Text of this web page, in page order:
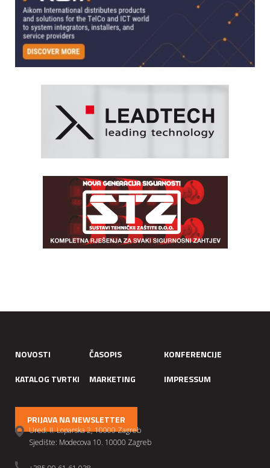
NOVOSTI ČASOPIS
KONFERENCIJE
KATALOG TVRTKI
MARKETING IMPRESSUM
PRIJAVA NA NEWSLETTER
Ured: II. Loparska 2, 10000 Zagreb
Sjedište: Modecova 10. 10000 Zagreb